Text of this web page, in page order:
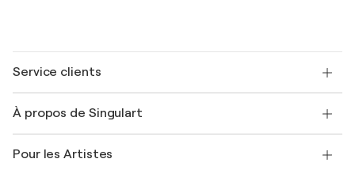
Service clients
Expédition
Offrir une carte cadeau
À propos de Singulart
FAQ
Pour les Artistes